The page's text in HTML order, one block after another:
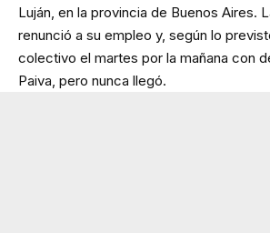
Luján, en la provincia de Buenos Aires.
renunció a su empleo y, según lo
colectivo el martes por la mañana con
Paiva, pero nunca llegó.